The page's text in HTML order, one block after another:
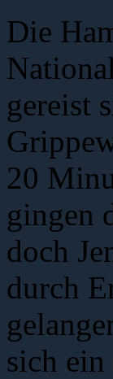
Die
gereist
20
gingen
doch
durch
sich ein